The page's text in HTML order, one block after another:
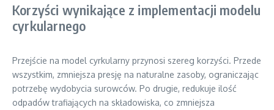
Korzyści wynikające z implementacji modelu
cyrkularnego
Przejście na model cyrkularny przynosi szereg korzyści. Przede
wszystkim, zmniejsza presję na naturalne zasoby, ograniczając
potrzebę wydobycia surowców. Po drugie, redukuje ilość
odpadów trafiających na składowiska, co zmniejsza